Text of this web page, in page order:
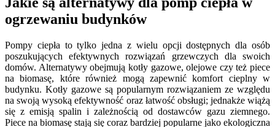
ogrzewaniu budynków
Pompy ciepła to tylko jedna z wielu opcji dostępnych dla osób
poszukujących efektywnych rozwiązań grzewczych dla swoich
domów. Alternatywy obejmują kotły gazowe, olejowe czy też piece
na biomasę, które również mogą zapewnić komfort cieplny w
budynku. Kotły gazowe są popularnym rozwiązaniem ze względu
na swoją wysoką efektywność oraz łatwość obsługi; jednakże wiążą
się z emisją spalin i zależnością od dostawców gazu ziemnego.
Piece na biomasę stają się coraz bardziej popularne jako ekologiczna